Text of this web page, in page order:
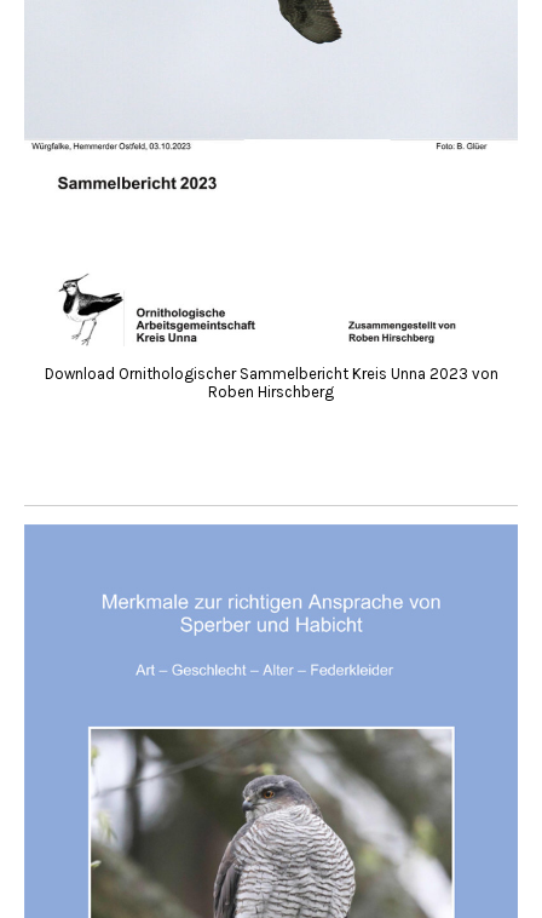
Download Ornithologischer Sammelbericht Kreis Unna 2023 von
Roben Hirschberg